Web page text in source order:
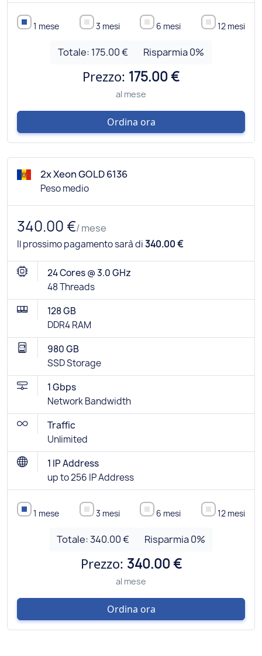
1 mese 3 mesi 6 mesi 12 mesi
Totale: 175.00 € Risparmia0%
Prezzo: 175.00 €
al mese
Ordina ora
2x Xeon GOLD 6136
Peso medio
340.00 €/ mese
Il prossimo pagamento sarà di340.00 €
24 Cores @ 3.0 GHz
48 Threads
128 GB
DDR4 RAM
980 GB
SSD Storage
1 Gbps
Network Bandwidth
Traffic
Unlimited
1 IP Address
up to 256 IP Address
1 mese 3 mesi 6 mesi 12 mesi
Totale:340.00 € Risparmia0%
Prezzo: 340.00 €
al mese
Ordina ora